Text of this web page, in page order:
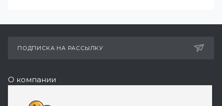
ПОДПИСКА НА РАССЫЛКУ
О компании
Реквизиты